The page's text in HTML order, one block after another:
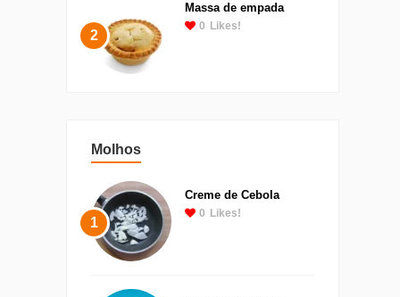
2
Massa de empada
0 Likes!
Molhos
1
Creme de Cebola
0 Likes!